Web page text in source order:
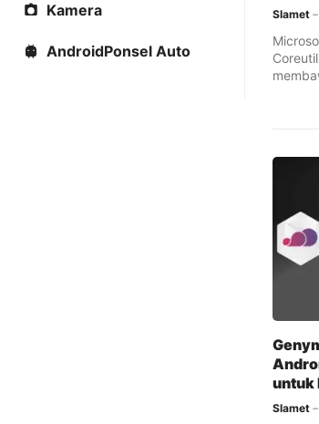
Slamet
untuk
Slamet
Kamera
AndroidPonsel Auto